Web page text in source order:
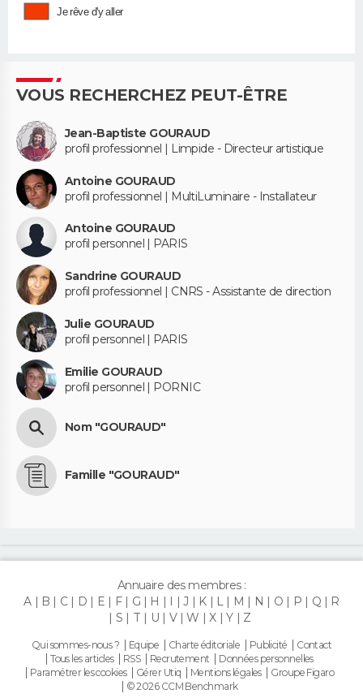
Je rêve d'y aller
VOUS RECHERCHEZ PEUT-ÊTRE
Jean-Baptiste GOURAUD
profil professionnel | Limpide - Directeur artistique
Antoine GOURAUD
profil professionnel | MultiLuminaire - Installateur
Antoine GOURAUD
profil personnel | PARIS
Sandrine GOURAUD
profil professionnel | CNRS - Assistante de direction
Julie GOURAUD
profil personnel | PARIS
Emilie GOURAUD
profil personnel | PORNIC
Nom "GOURAUD"
Famille "GOURAUD"
Annuaire des membres :
A
B C D E F G H I J K L M N O P Q
R
S
T U V W X Y Z
Qui sommes-nous ? Equipe Charte éditoriale Publicité
Contact
Tous les articles
RSS Recrutement
Données personnelles
Paramétrer les cookies
Gérer Utiq Mentions légales
Groupe Figaro
© 2026 CCM Benchmark